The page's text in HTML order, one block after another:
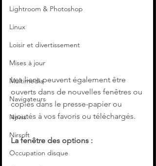
Lightroom & Photoshop
Linux
Loisir et divertissement
Mises à jour
Multimedia
Navigateurs
News
Nirsoft
Occupation disque
Les liens peuvent également être
ouverts dans de nouvelles fenêtres ou
copiés dans le presse-papier ou
ajoutés à vos favoris ou téléchargés.
La fenêtre des options :